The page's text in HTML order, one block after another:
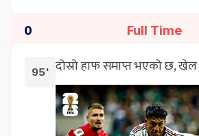
0 Full Time
95' दोस्रो हाफ समाप्त भएको छ,